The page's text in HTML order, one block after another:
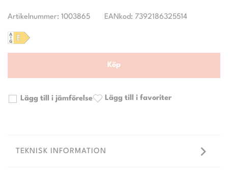
Artikelnummer: 1003865 EANkod: 7392186325514
Köp
Lägg till i jämförelse Lägg till i favoriter
TEKNISK INFORMATION